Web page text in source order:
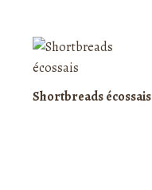
Shortbreads écossais